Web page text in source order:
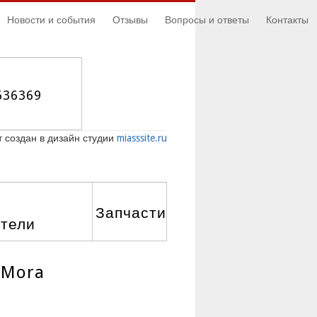
Новости и события Отзывы Вопросы и ответы Контакты
создан в дизайн студии miasssite.ru
Запчасти